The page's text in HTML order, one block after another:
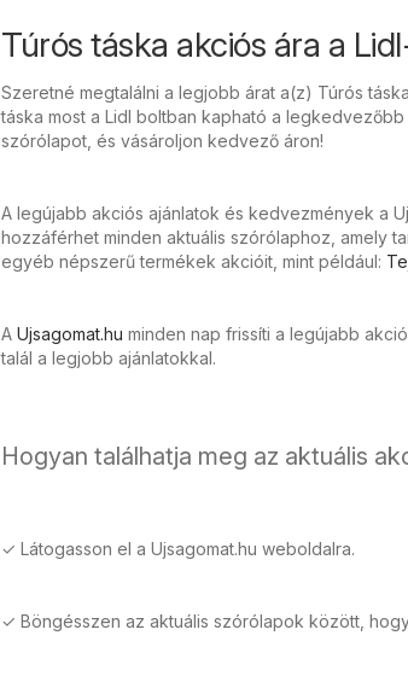
Túrós táska akciós ára a
Szeretné megtalálni a legjobb árat a(z) Túrós
táska most a Lidl boltban kapható a
szórólapot, és vásároljon kedvező áron!
A legújabb akciós ajánlatok és kedvezmények a
hozzáférhet minden aktuális szórólaphoz, amely
egyéb népszerű termékek akcióit, mint például:
A Ujsagomat.hu minden nap frissíti a legújabb
talál a legjobb ajánlatokkal.
Hogyan találhatja meg az aktuális
✓ Látogasson el a Ujsagomat.hu weboldalra.
✓ Böngésszen az aktuális szórólapok között,